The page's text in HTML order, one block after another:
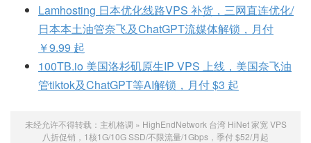
Lamhosting 日本优化线路VPS 补货，三网直连优化/
日本本土油管奈飞及ChatGPT流媒体解锁，月付
￥9.99 起
100TB.io 美国洛杉矶原生IP VPS 上线，美国奈飞油
管tiktok及ChatGPT等AI解锁，月付 $3 起
未经允许不得转载： 主机格调 » HighEndNetwork 台湾 HiNet 家宽 VPS
八折促销，1核1G/10G SSD/不限流量/1Gbps，季付 $52/月起